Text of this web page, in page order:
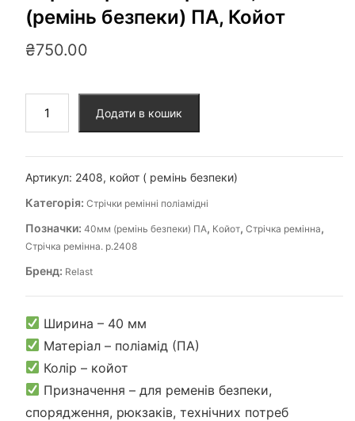
(ремінь безпеки) ПА, Койот
₴750.00
Додати в кошик
Артикул: 2408, койот ( ремінь безпеки)
Категорія: Стрічки ремінні поліамідні
Позначки: 40мм (ремінь безпеки) ПА, Койот, Стрічка ремінна,
Стрічка ремінна. р.2408
Бренд: Relast
Ширина – 40 мм
Матеріал – поліамід (ПА)
Колір – койот
Призначення – для ременів безпеки,
спорядження, рюкзаків, технічних потреб